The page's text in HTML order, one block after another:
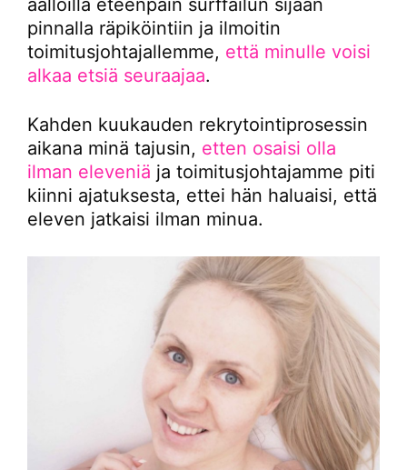
aalloilla eteenpäin surffailun sijaan
pinnalla räpiköintiin ja ilmoitin
toimitusjohtajallemme, että minulle voisi
alkaa etsiä seuraajaa.
Kahden kuukauden rekrytointiprosessin
aikana minä tajusin, etten osaisi olla
ilman eleveniä ja toimitusjohtajamme piti
kiinni ajatuksesta, ettei hän haluaisi, että
eleven jatkaisi ilman minua.